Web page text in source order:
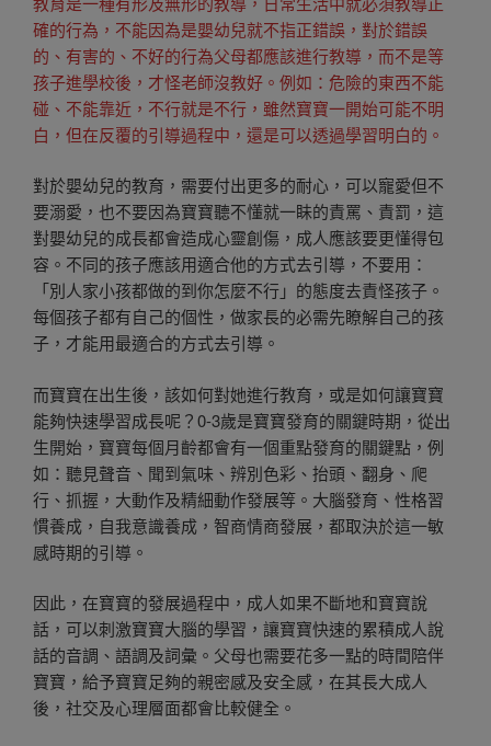
確的行為，不能因為是嬰幼兒就不指正錯誤，對於錯誤
的、有害的、不好的行為父母都應該進行教導，而不是等
孩子進學校後，才怪老師沒教好。例如：危險的東西不能
碰、不能靠近，不行就是不行，雖然寶寶一開始可能不明
白，但在反覆的引導過程中，還是可以透過學習明白的。
對於嬰幼兒的教育，需要付出更多的耐心，可以寵愛但不
要溺愛，也不要因為寶寶聽不懂就一眛的責罵、責罰，這
對嬰幼兒的成長都會造成心靈創傷，成人應該要更懂得包
容。不同的孩子應該用適合他的方式去引導，不要用：
「別人家小孩都做的到你怎麼不行」的態度去責怪孩子。
每個孩子都有自己的個性，做家長的必需先瞭解自己的孩
子，才能用最適合的方式去引導。
而寶寶在出生後，該如何對她進行教育，或是如何讓寶寶
能夠快速學習成長呢？0-3歲是寶寶發育的關鍵時期，從出
生開始，寶寶每個月齡都會有一個重點發育的關鍵點，例
如：聽見聲音、聞到氣味、辨別色彩、抬頭、翻身、爬
行、抓握，大動作及精細動作發展等。大腦發育、性格習
慣養成，自我意識養成，智商情商發展，都取決於這一敏
感時期的引導。
因此，在寶寶的發展過程中，成人如果不斷地和寶寶說
話，可以刺激寶寶大腦的學習，讓寶寶快速的累積成人說
話的音調、語調及詞彙。父母也需要花多一點的時間陪伴
寶寶，給予寶寶足夠的親密感及安全感，在其長大成人
後，社交及心理層面都會比較健全。